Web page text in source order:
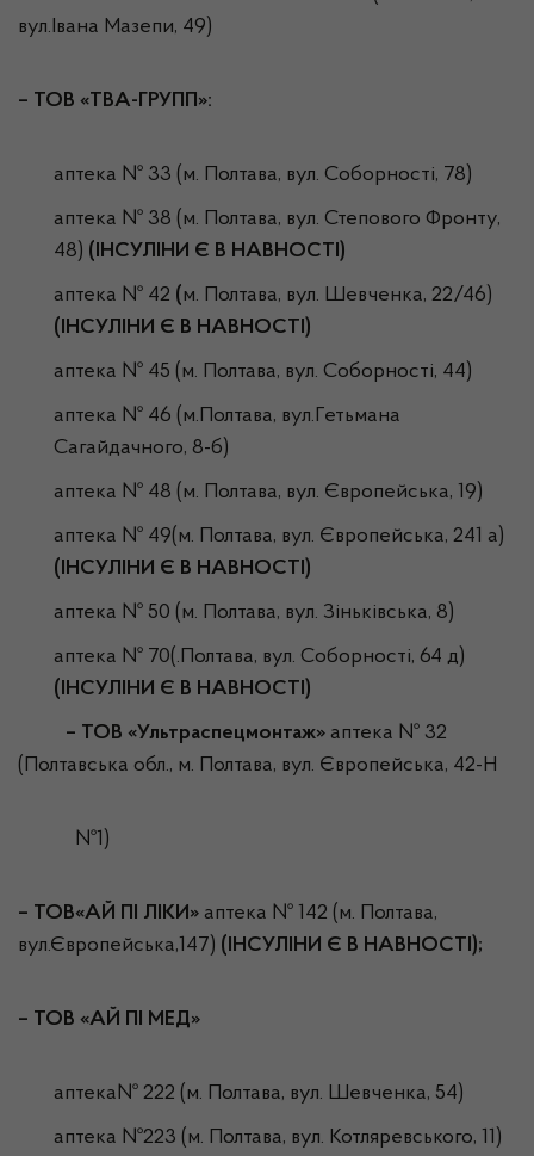
вул.Івана Мазепи, 49)
– ТОВ «ТВА-ГРУПП»:
аптека № 33 (м. Полтава, вул. Соборності, 78)
аптека № 38 (м. Полтава, вул. Степового Фронту,
48) (ІНСУЛІНИ Є В НАВНОСТІ)
аптека № 42 (м. Полтава, вул. Шевченка, 22/46)
(ІНСУЛІНИ Є В НАВНОСТІ)
аптека № 45 (м. Полтава, вул. Соборності, 44)
аптека № 46 (м.Полтава, вул.Гетьмана
Сагайдачного, 8-б)
аптека № 48 (м. Полтава, вул. Європейська, 19)
аптека № 49(м. Полтава, вул. Європейська, 241 а)
(ІНСУЛІНИ Є В НАВНОСТІ)
аптека № 50 (м. Полтава, вул. Зіньківська, 8)
аптека № 70(.Полтава, вул. Соборності, 64 д)
(ІНСУЛІНИ Є В НАВНОСТІ)
– ТОВ «Ультраспецмонтаж» аптека № 32
(Полтавська обл., м. Полтава, вул. Європейська, 42-Н
№1)
– ТОВ«АЙ ПІ ЛІКИ» аптека № 142 (м. Полтава,
вул.Європейська,147) (ІНСУЛІНИ Є В НАВНОСТІ);
– ТОВ «АЙ ПІ МЕД»
аптека№ 222 (м. Полтава, вул. Шевченка, 54)
аптека №223 (м. Полтава, вул. Котляревського, 11)